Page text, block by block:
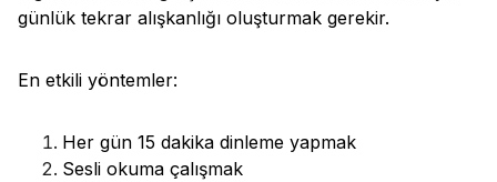
günlük tekrar alışkanlığı oluşturmak gerekir.
En etkili yöntemler:
Her gün 15 dakika dinleme yapmak
Sesli okuma çalışmak